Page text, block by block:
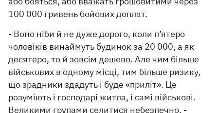
100 000 гривень бойових доплат.
- Воно ніби й не дуже дорого, коли п’ятеро
чоловіків винаймуть будинок за 20 000, а як
десятеро, то й зовсім дешево. Але чим більше
військових в одному місці, тим більше ризику,
що зрадники здадуть і буде «приліт». Це
розуміють і господарі житла, і самі військові.
Великими групами селитися небезпечно, -